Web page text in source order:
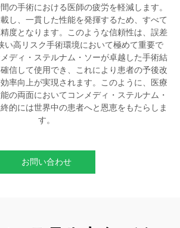
の手術における医師の疲労を軽減します。
し、一貫した性能を発揮するため、すべて
度となります。このような信頼性は、誤差
い高リスク手術環境において極めて重要で
ディ・ステルナム・ソーが卓越した手術結
信して使用でき、これにより患者の予後改
率向上が実現されます。このように、医療
の両面においてコンメディ・ステルナム・
的には世界中の患者へと恩恵をもたらしま
す。
お問い合わせ